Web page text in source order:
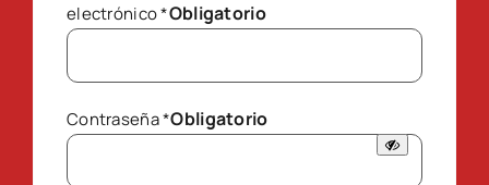
electrónico*Obligatorio
Contraseña*Obligatorio